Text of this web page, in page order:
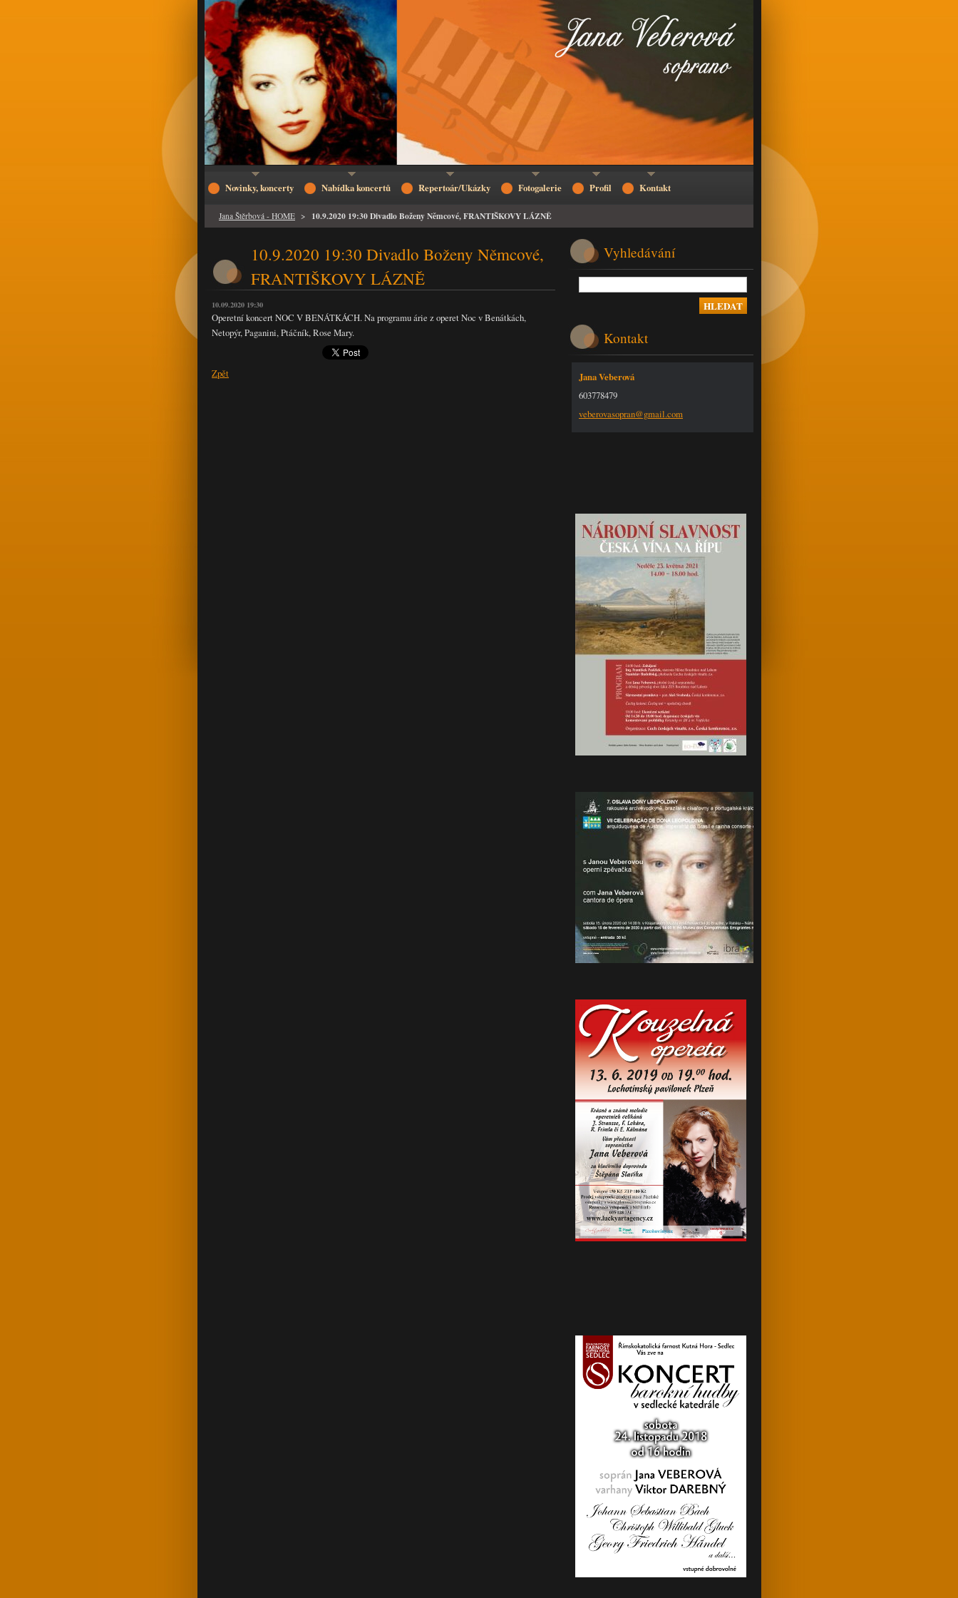
Jana Štěrbová - HOME > 10.9.2020 19:30 Divadlo Boženy Němcové, FRANTIŠKOVY LÁZNĚ
10.9.2020 19:30 Divadlo Boženy Němcové,
FRANTIŠKOVY LÁZNĚ
10.09.2020 19:30
Operetní koncert NOC V BENÁTKÁCH. Na programu árie z operet Noc v Benátkách,
Netopýr, Paganini, Ptáčník, Rose Mary.
Zpět
Vyhledávání
Kontakt
Jana Veberová
603778479
veberovasopran@gmail.com
Novinky, koncerty Nabídka koncertů Repertoár/Ukázky Fotogalerie Profil Kontakt